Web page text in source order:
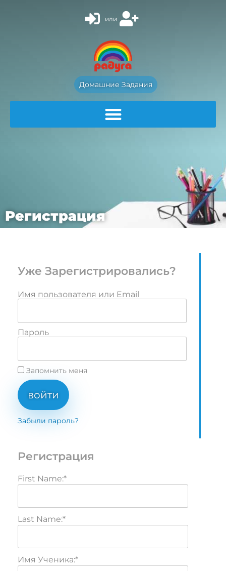
или
Домашние Задания
Регистрация
Уже Зарегистрировались?
Имя пользователя или Email
Пароль
Запомнить меня
войти
Забыли пароль?
Регистрация
First Name:*
Last Name:*
Имя Ученика:*